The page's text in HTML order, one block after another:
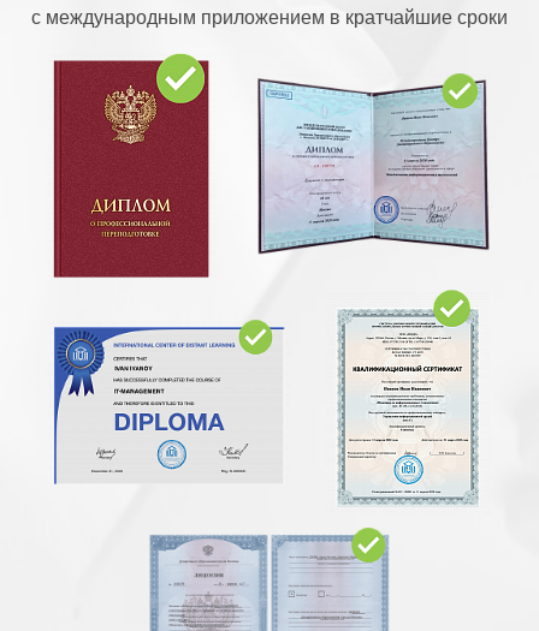
с международным приложением в кратчайшие сроки